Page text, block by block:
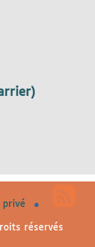
privé
réservés